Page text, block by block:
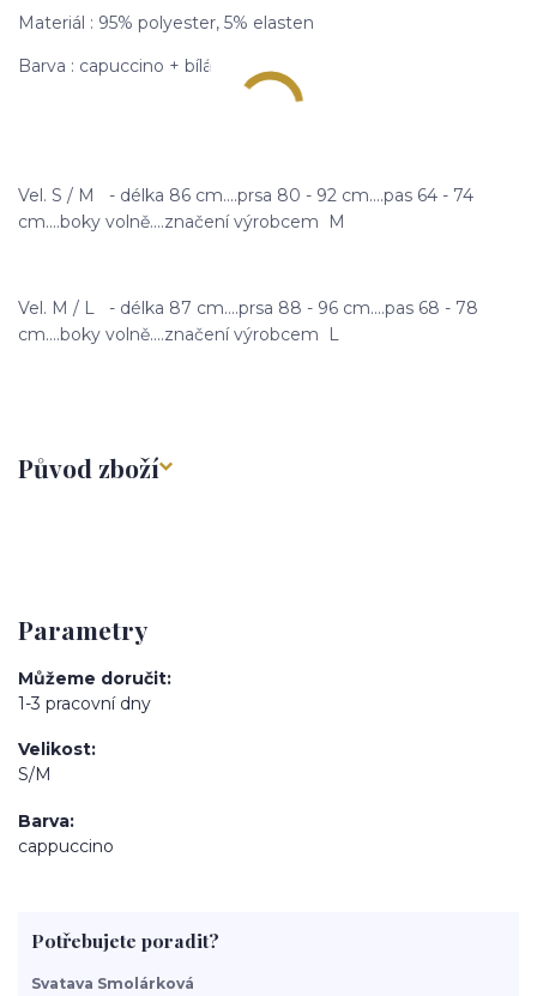
Materiál : 95% polyester, 5% elasten
Barva : capuccino + bílá
Vel. S / M - délka 86 cm....prsa 80 - 92 cm....pas 64 - 74
cm....boky volně....značení výrobcem M
Vel. M / L - délka 87 cm....prsa 88 - 96 cm....pas 68 - 78
cm....boky volně....značení výrobcem L
Původ zboží
Parametry
Můžeme doručit
1-3 pracovní dny
Velikost
S/M
Barva
cappuccino
Potřebujete poradit?
Svatava Smolárková